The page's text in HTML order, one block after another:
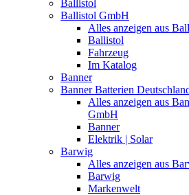
Ballistol
Ballistol GmbH
Alles anzeigen aus
Ballistol
Fahrzeug
Im Katalog
Banner
Banner Batterien
Alles anzeigen aus
GmbH
Banner
Elektrik | Solar
Barwig
Alles anzeigen aus
Barwig
Markenwelt